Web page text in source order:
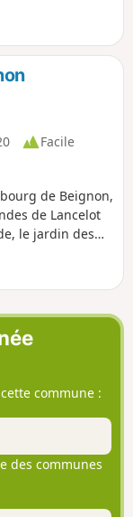
de chasse,
à la
Facile
de Beignon,
de Lancelot
le jardin des
jaune sur
09 au 31/03 en
commune :
des communes